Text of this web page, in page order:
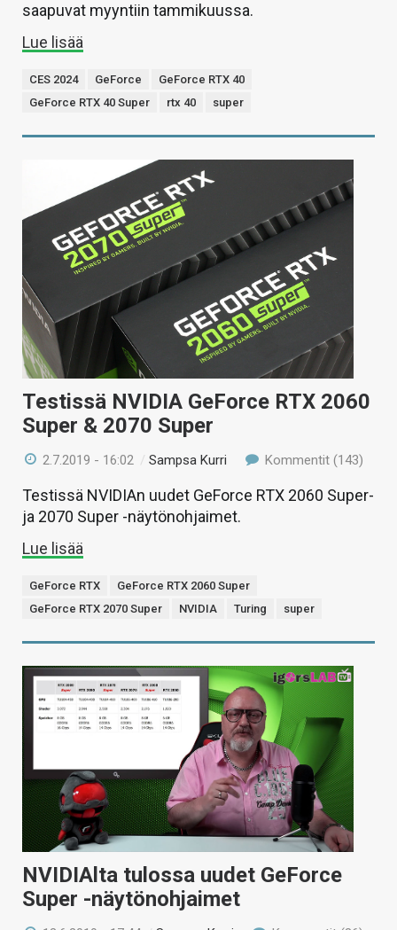
saapuvat myyntiin tammikuussa.
Lue lisää
CES 2024 GeForce
GeForce RTX 40
GeForce RTX 40 Super
rtx 40 super
Testissä NVIDIA GeForce RTX 2060
Super & 2070 Super
2.7.2019 - 16:02 /Sampsa Kurri Kommentit (143)
Testissä NVIDIAn uudet GeForce RTX 2060 Super-
ja 2070 Super -näytönohjaimet.
Lue lisää
GeForce RTX
GeForce RTX 2060 Super
GeForce RTX 2070 Super
NVIDIA Turing super
NVIDIAlta tulossa uudet GeForce
Super -näytönohjaimet